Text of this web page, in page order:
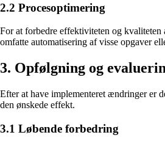
2.2 Procesoptimering
For at forbedre effektiviteten og
omfatte automatisering af visse opgaver
3. Opfølgning og
Efter at have implementeret ændringer er
den ønskede effekt.
3.1 Løbende forbedring